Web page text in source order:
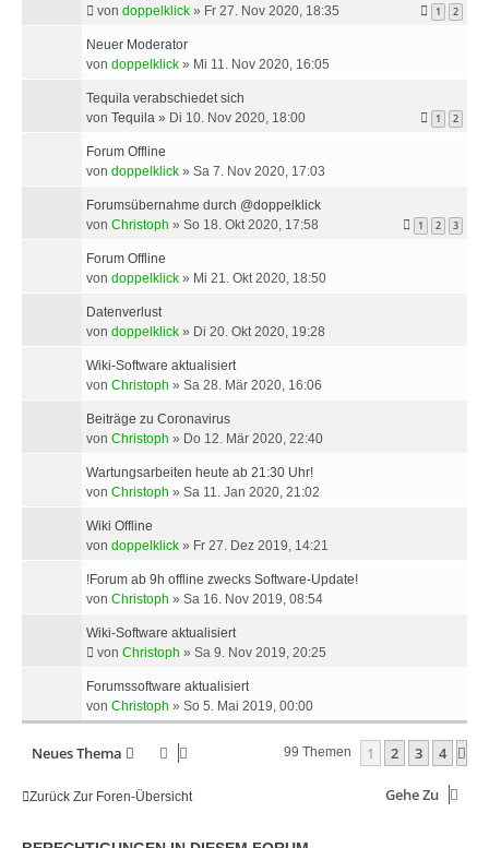
von doppelklick » Fr 27. Nov 2020, 18:35 1 2
Neuer Moderator
von doppelklick » Mi 11. Nov 2020, 16:05
Tequila verabschiedet sich
von Tequila » Di 10. Nov 2020, 18:00 1 2
Forum Offline
von doppelklick » Sa 7. Nov 2020, 17:03
Forumsübernahme durch @doppelklick
von Christoph » So 18. Okt 2020, 17:58 1 2 3
Forum Offline
von doppelklick » Mi 21. Okt 2020, 18:50
Datenverlust
von doppelklick » Di 20. Okt 2020, 19:28
Wiki-Software aktualisiert
von Christoph » Sa 28. Mär 2020, 16:06
Beiträge zu Coronavirus
von Christoph » Do 12. Mär 2020, 22:40
Wartungsarbeiten heute ab 21:30 Uhr!
von Christoph » Sa 11. Jan 2020, 21:02
Wiki Offline
von doppelklick » Fr 27. Dez 2019, 14:21
!Forum ab 9h offline zwecks Software-Update!
von Christoph » Sa 16. Nov 2019, 08:54
Wiki-Software aktualisiert
von Christoph » Sa 9. Nov 2019, 20:25
Forumssoftware aktualisiert
von Christoph » So 5. Mai 2019, 00:00
Neues Thema 99 Themen 1 2 3 4
Zurück Zur Foren-Übersicht Gehe Zu